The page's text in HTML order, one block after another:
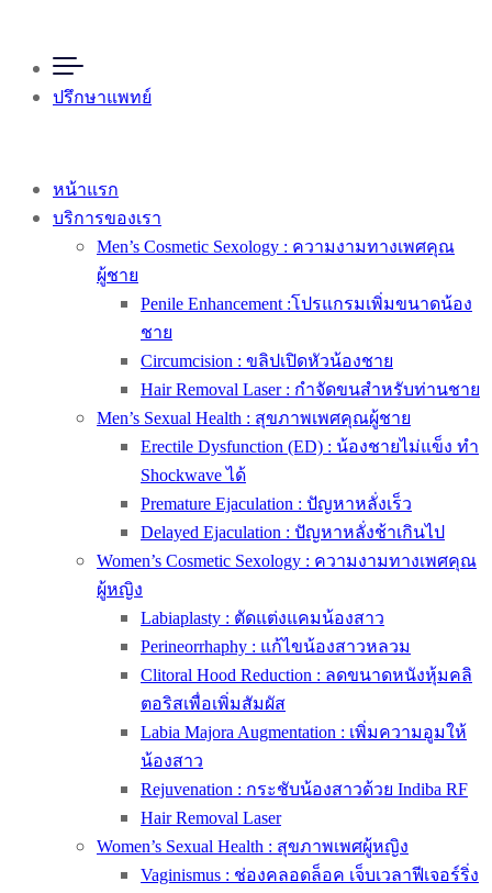
ปรึกษาแพทย์
หน้าแรก
บริการของเรา
Men’s Cosmetic Sexology : ความงามทางเพศคุณ
ผู้ชาย
Penile Enhancement :โปรแกรมเพิ่มขนาดน้อง
ชาย
Circumcision : ขลิปเปิดหัวน้องชาย
Hair Removal Laser : กำจัดขนสำหรับท่านชาย
Men’s Sexual Health : สุขภาพเพศคุณผู้ชาย
Erectile Dysfunction (ED) : น้องชายไม่แข็ง ทำ
Shockwave ได้
Premature Ejaculation : ปัญหาหลั่งเร็ว
Delayed Ejaculation : ปัญหาหลั่งช้าเกินไป
Women’s Cosmetic Sexology : ความงามทางเพศคุณ
ผู้หญิง
Labiaplasty : ตัดแต่งแคมน้องสาว
Perineorrhaphy : แก้ไขน้องสาวหลวม
Clitoral Hood Reduction : ลดขนาดหนังหุ้มคลิ
ตอริสเพื่อเพิ่มสัมผัส
Labia Majora Augmentation : เพิ่มความอูมให้
น้องสาว
Rejuvenation : กระชับน้องสาวด้วย Indiba RF
Hair Removal Laser
Women’s Sexual Health : สุขภาพเพศผู้หญิง
Vaginismus : ช่องคลอดล็อค เจ็บเวลาฟีเจอร์ริ่ง